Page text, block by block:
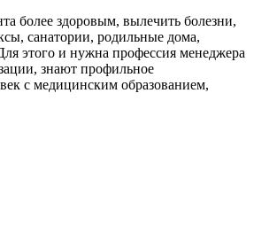
более здоровым, вылечить болезни,
санатории, родильные дома,
этого и нужна профессия менеджера
знают профильное
с медицинским образованием,